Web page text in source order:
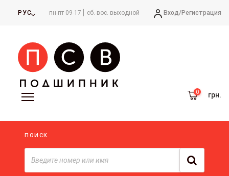
РУС пн-пт 09-17 сб.-вос. выходной Вход/Регистрация
грн.
ПОИСК